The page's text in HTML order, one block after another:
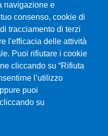
navigazione e
consenso, cookie di
tracciamento di terzi
l'efficacia delle attività
Puoi rifiutare i cookie
cliccando su “Rifiuta
l’utilizzo
puoi
su